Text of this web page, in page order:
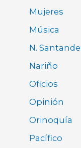
Mujeres
Música
N.
Nariño
Oficios
Opinión
Orinoquía
Pacífico